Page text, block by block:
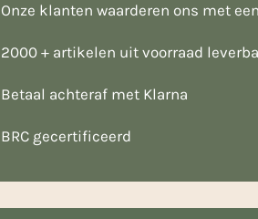
Onze klanten waarderen ons met een
2000 + artikelen uit voorraad
Betaal achteraf met Klarna
BRC gecertificeerd